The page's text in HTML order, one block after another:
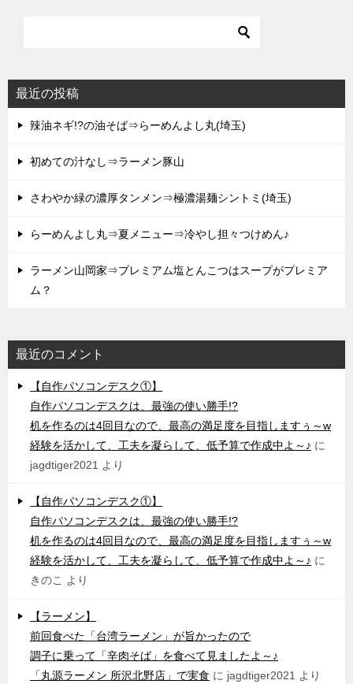
最近の投稿
辣油ネギ!?の油そば⇒らーめんよし丸(埼玉)
初めての汁なし⇒ラーメン豚山
さわやか緑の濃厚タンメン⇒極濃湯麺シントミ(埼玉)
らーめんよし丸⇒夏メニュー⇒冷やし担々つけめん♪
ラーメン山岡家⇒プレミアム塩とんこつはスープがプレミア
ム？
最近のコメント
【自作パソコンデスク①】
自作パソコンデスクは、最強の使い勝手!?
机を作るのは4回目なので、最高の満足度を目指しますぅ～w
経験を活かして、工夫を凝らして、低予算で作成中よ～♪ に
jagdtiger2021 より
【自作パソコンデスク①】
自作パソコンデスクは、最強の使い勝手!?
机を作るのは4回目なので、最高の満足度を目指しますぅ～w
経験を活かして、工夫を凝らして、低予算で作成中よ～♪ に
きのこ
より
【ラーメン】
前回食べた「台湾ラーメン」が旨かったので
調子に乗って「辛肉そば」を食べて見ましたよ～♪
「丸源ラーメン 所沢北野店」で実食 に jagdtiger2021 より